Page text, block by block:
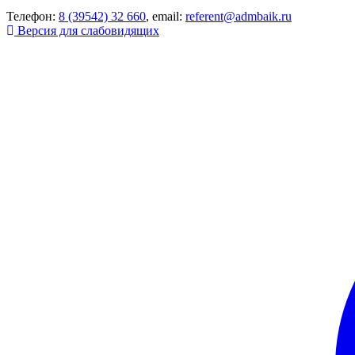
Телефон: 8 (39542) 32 660, email: referent@admbaik.ru
Версия для слабовидящих